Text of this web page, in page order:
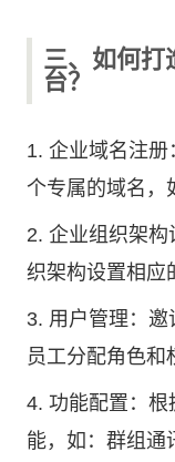
三、如何打
台？
1. 企业域名注
个专属的域名，
2. 企业组织架构
织架构设置相应
3. 用户管理：
员工分配角色和
4. 功能配置：根
能，如：群组通